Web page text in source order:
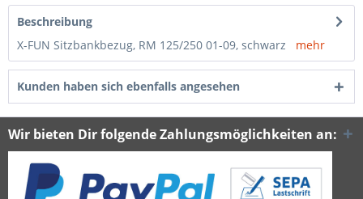
Beschreibung
X-FUN Sitzbankbezug, RM 125/250 01-09, schwarz mehr
Kunden haben sich ebenfalls angesehen
Wir bieten Dir folgende Zahlungsmöglichkeiten an: